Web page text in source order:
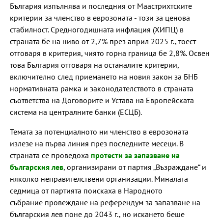
България изпълнява и последния от Маастрихтските
критерии за членство в еврозоната - този за ценова
стабилност. Средногодишната инфлация (ХИПЦ) в
страната бе на ниво от 2,7% през април 2025 г., тоест
отговаря в критерия, чиято горна граница бе 2,8%. Освен
това България отговаря на останалите критерии,
включително след приемането на новия закон за БНБ
нормативната рамка и законодателството в страната
съответства на Договорите и Устава на Европейската
система на централните банки (ЕСЦБ).
Темата за потенциалното ни членство в еврозоната
излезе на първа линия през последните месеци. В
страната се проведоха протести за запазване на
българския лев, организирани от партия „Възраждане“ и
няколко неправителствени организации. Миналата
седмица от партията поискаха в Народното
събрание провеждане на референдум за запазване на
българския лев поне до 2043 г., но искането беше